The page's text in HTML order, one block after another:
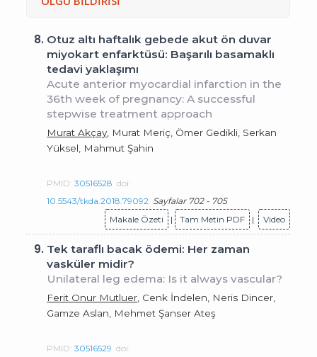
8. Otuz altı haftalık gebede akut ön duvar
miyokart enfarktüsü: Başarılı basamaklı
tedavi yaklaşımı
Acute anterior myocardial infarction in the
36th week of pregnancy: A successful
stepwise treatment approach
Murat Akçay , Murat Meriç, Ömer Gedikli, Serkan
Yüksel, Mahmut Şahin
PMID:30516528 doi:
10.5543/tkda.2018.79092 Sayfalar 702 - 705
Makale Özeti
| Tam Metin PDF | Video
9. Tek taraflı bacak ödemi: Her zaman
vasküler midir?
Unilateral leg edema: Is it always vascular?
Ferit Onur Mutluer , Cenk İndelen, Neris Dincer,
Gamze Aslan, Mehmet Şanser Ateş
PMID:30516529 doi: